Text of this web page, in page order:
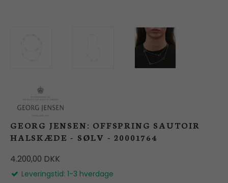
GEORG JENSEN: OFFSPRING SAUTOIR
HALSKÆDE - SØLV - 20001764
4.200,00 DKK
Leveringstid: 1-3 hverdage